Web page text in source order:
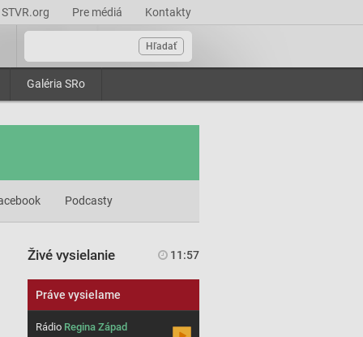
STVR.org Pre médiá Kontakty
Hľadať
Galéria SRo
Podcasty
Živé vysielanie 11:57
Práve vysielame
RádioRegina Západ